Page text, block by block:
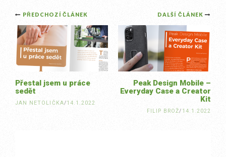
Post
navigation
DALŠÍ ČLÁNEK
Peak Design Mobile –
Everyday Case a Creator
Kit
FILIP BROŽ/ 14.1.2022
PŘEDCHOZÍ ČLÁNEK
Přestal jsem u práce
sedět
JAN NETOLIČKA/14.1.2022